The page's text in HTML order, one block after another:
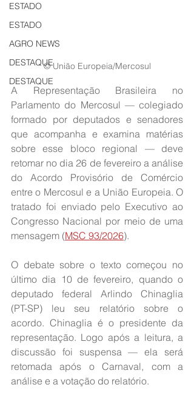
ESTADO
ESTADO
AGRO NEWS
DESTAQUE
DESTAQUE
© União Europeia/Mercosul
A Representação Brasileira no
Parlamento do Mercosul — colegiado
formado por deputados e senadores
que acompanha e examina matérias
sobre esse bloco regional — deve
retomar no dia 26 de fevereiro a análise
do Acordo Provisório de Comércio
entre o Mercosul e a União Europeia. O
tratado foi enviado pelo Executivo ao
Congresso Nacional por meio de uma
mensagem (MSC 93/2026).
O debate sobre o texto começou no
último dia 10 de fevereiro, quando o
deputado federal Arlindo Chinaglia
(PT-SP) leu seu relatório sobre o
acordo. Chinaglia é o presidente da
representação. Logo após a leitura, a
discussão foi suspensa — ela será
retomada após o Carnaval, com a
análise e a votação do relatório.